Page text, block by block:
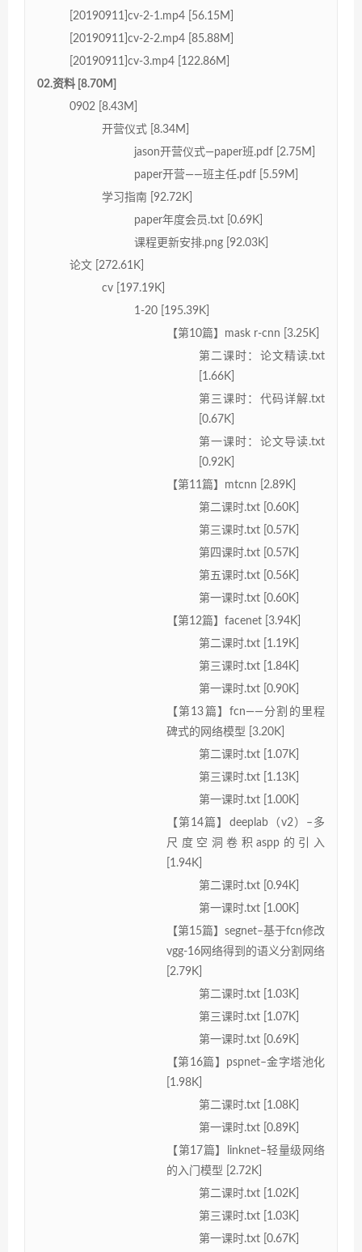
[20190911]cv-2-1.mp4 [56.15M]
[20190911]cv-2-2.mp4 [85.88M]
[20190911]cv-3.mp4 [122.86M]
02.资料 [8.70M]
0902 [8.43M]
开营仪式 [8.34M]
jason开营仪式—paper班.pdf [2.75M]
paper开营——班主任.pdf [5.59M]
学习指南 [92.72K]
paper年度会员.txt [0.69K]
课程更新安排.png [92.03K]
论文 [272.61K]
cv [197.19K]
1-20 [195.39K]
【第10篇】mask r-cnn [3.25K]
第二课时：论文精读.txt
[1.66K]
第三课时：代码详解.txt
[0.67K]
第一课时：论文导读.txt
[0.92K]
【第11篇】mtcnn [2.89K]
第二课时.txt [0.60K]
第三课时.txt [0.57K]
第四课时.txt [0.57K]
第五课时.txt [0.56K]
第一课时.txt [0.60K]
【第12篇】facenet [3.94K]
第二课时.txt [1.19K]
第三课时.txt [1.84K]
第一课时.txt [0.90K]
【第13篇】fcn——分割的里程
碑式的网络模型 [3.20K]
第二课时.txt [1.07K]
第三课时.txt [1.13K]
第一课时.txt [1.00K]
【第14篇】deeplab（v2）–多
尺度空洞卷积aspp的引入
[1.94K]
第二课时.txt [0.94K]
第一课时.txt [1.00K]
【第15篇】segnet–基于fcn修改
vgg-16网络得到的语义分割网络
[2.79K]
第二课时.txt [1.03K]
第三课时.txt [1.07K]
第一课时.txt [0.69K]
【第16篇】pspnet–金字塔池化
[1.98K]
第二课时.txt [1.08K]
第一课时.txt [0.89K]
【第17篇】linknet–轻量级网络
的入门模型 [2.72K]
第二课时.txt [1.02K]
第三课时.txt [1.03K]
第一课时.txt [0.67K]